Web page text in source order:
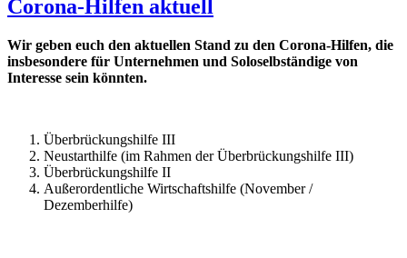
Corona-Hilfen aktuell
Wir geben euch den aktuellen Stand zu den Corona-Hilfen, die
insbesondere für Unternehmen und Soloselbständige von
Interesse sein könnten.
Überbrückungshilfe III
Neustarthilfe (im Rahmen der Überbrückungshilfe III)
Überbrückungshilfe II
Außerordentliche Wirtschaftshilfe (November /
Dezemberhilfe)